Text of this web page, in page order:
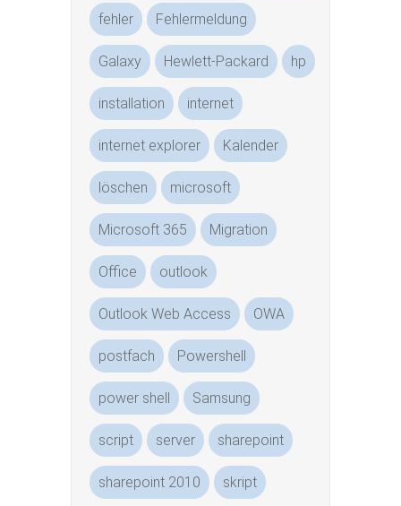
fehler Fehlermeldung
Galaxy Hewlett-Packard hp
installation internet
internet explorer Kalender
löschen microsoft
Microsoft 365 Migration
Office outlook
Outlook Web Access OWA
postfach Powershell
power shell Samsung
script server sharepoint
sharepoint 2010 skript